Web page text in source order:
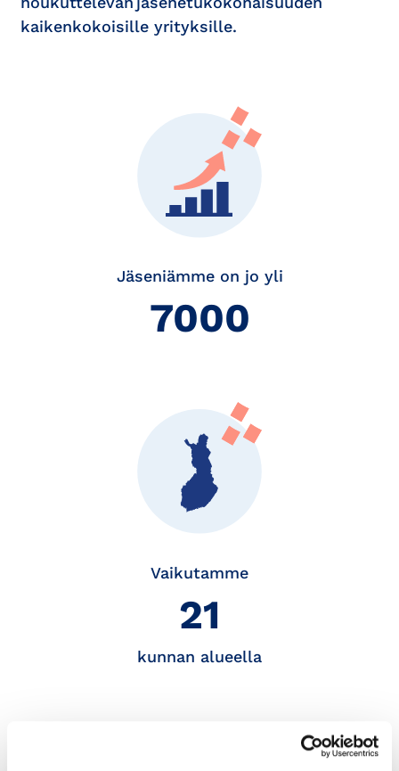
kaikenkokoisille yrityksille.
Jäseniämme on jo yli
7000
Vaikutamme
21
kunnan alueella